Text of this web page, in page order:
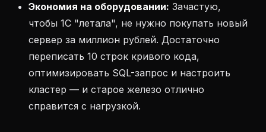
Экономия на оборудовании: Зачастую,
чтобы 1С "летала", не нужно покупать новый
сервер за миллион рублей. Достаточно
переписать 10 строк кривого кода,
оптимизировать SQL-запрос и настроить
кластер — и старое железо отлично
справится с нагрузкой.